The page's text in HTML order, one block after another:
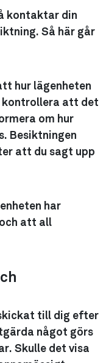
kontaktar din
Så här går
hur lägenheten
kontrollera att det
om hur
Besiktningen
att du sagt upp
har
att all
till dig efter
något görs
Skulle det visa